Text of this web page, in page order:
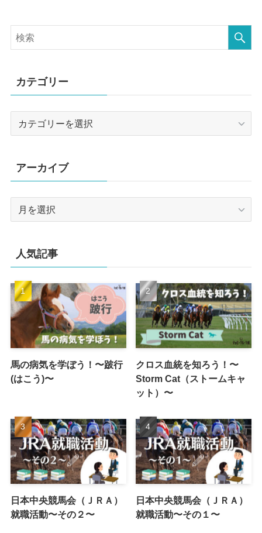
カテゴリー
リ
ー
アーカイブ
ブ
人気記事
馬の病気を学ぼう！〜跛行
(はこう)〜
クロス血統を知ろう！〜
Storm Cat（ストームキャ
ット）〜
日本中央競馬会（ＪＲＡ）
就職活動〜その２〜
日本中央競馬会（ＪＲＡ）
就職活動〜その１〜